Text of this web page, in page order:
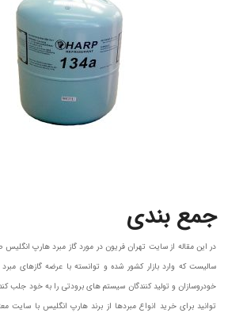
جمع بندی
در این مقاله از سایت تهران فریون در مورد گاز مبرد هارپ
سالیست که وارد بازار کشور شده و توانسته با عرضه گازهای
خودروسازان و تولید کنندگان سیستم های برودتی را به خود جلب
توانید برای خرید انواع مبردها از برند هارپ انگلیس با سایت